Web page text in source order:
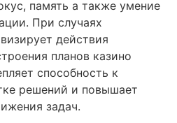
память а также умение
При случаях
действия
планов казино
способность к
решений и повышает
задач.